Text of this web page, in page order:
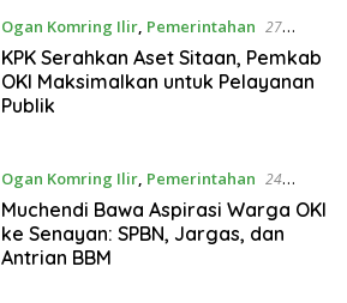
Ogan Komring Ilir, Pemerintahan 27
November 2025
KPK Serahkan Aset Sitaan, Pemkab
OKI Maksimalkan untuk Pelayanan
Publik
Ogan Komring Ilir, Pemerintahan 24
November 2025
Muchendi Bawa Aspirasi Warga OKI
ke Senayan: SPBN, Jargas, dan
Antrian BBM